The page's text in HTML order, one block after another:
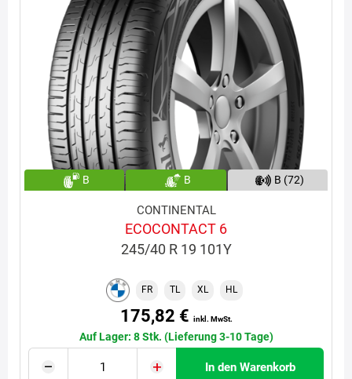
B B B (72)
CONTINENTAL
ECOCONTACT 6
245/40 R 19 101Y
FR TL XL HL
175,82 € inkl. MwSt.
Auf Lager: 8 Stk. (Lieferung 3-10 Tage)
In den Warenkorb